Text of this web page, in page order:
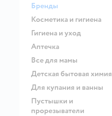
Бренды
Косметика и гигиена
Гигиена и уход
Аптечка
Все для мамы
Детская бытовая химия
Для купания и ванны
Пустышки и
прорезыватели